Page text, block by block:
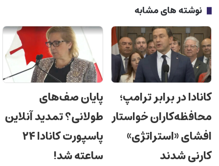
نوشته های مشابه
کانادا در برابر ترامپ؛
محافظه‌کاران خواستار
افشای «استراتژی»
کارنی شدند
پایان صف‌های
طولانی؟ تمدید آنلاین
پاسپورت کانادا ۲۴
ساعته شد!